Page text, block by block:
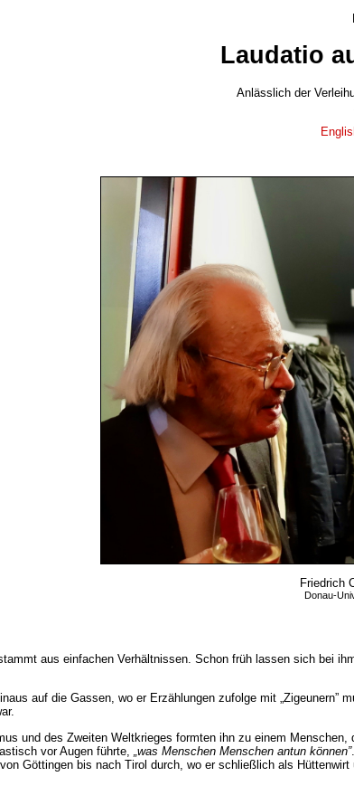
Laudatio
Anlässlich der
Friedrich
Donau-
aus einfachen Verhältnissen. Schon früh lassen sich bei
auf die Gassen, wo er Erzählungen zufolge mit
und des Zweiten Weltkrieges formten ihn zu einem
vor Augen führte,
„was Menschen Menschen antun können”
Göttingen bis nach Tirol durch, wo er schließlich als